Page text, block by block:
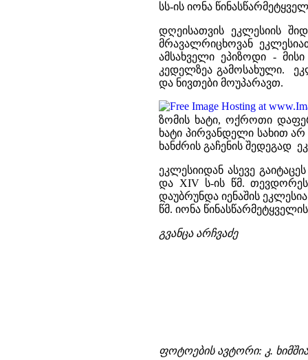
სს-ის იონა
დღეისათვის ეკლესიის
მრავალრიცხოვან
ამსახველი ეპიზოდი -
კედელზეა გამოსახული.
და ნივთები მოუპარავთ.
ზომის ხატი, ოქროთი
ხატი პირვანდელი სახით
ხანძრის გაჩენის შედეგად
ეკლესიიდან ასევე
და XIV ს-ის წმ.
დაუბრუნდა იენაშის
წმ. იონა
გვანცა არჩვაძე
ფოტოების ავტორი: კ.